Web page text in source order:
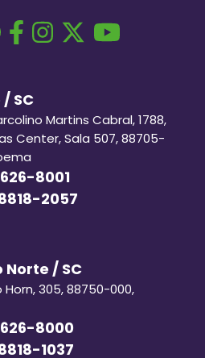
SC
Martins Cabral, 1788,
Center, Sala 507, 88705-
8001
2057
Norte / SC
Horn, 305, 88750-000,
8000
1037